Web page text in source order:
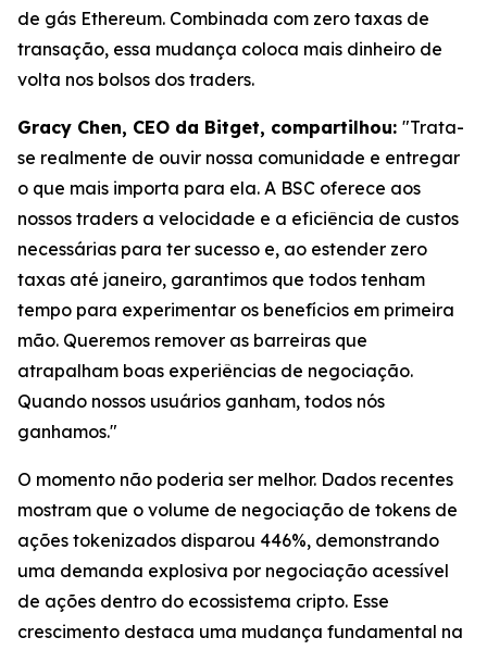
de gás Ethereum. Combinada com zero taxas de
transação, essa mudança coloca mais dinheiro de
volta nos bolsos dos traders.
Gracy Chen, CEO da Bitget, compartilhou: "Trata-
se realmente de ouvir nossa comunidade e entregar
o que mais importa para ela. A BSC oferece aos
nossos traders a velocidade e a eficiência de custos
necessárias para ter sucesso e, ao estender zero
taxas até janeiro, garantimos que todos tenham
tempo para experimentar os benefícios em primeira
mão. Queremos remover as barreiras que
atrapalham boas experiências de negociação.
Quando nossos usuários ganham, todos nós
ganhamos."
O momento não poderia ser melhor. Dados recentes
mostram que o volume de negociação de tokens de
ações tokenizados disparou 446%, demonstrando
uma demanda explosiva por negociação acessível
de ações dentro do ecossistema cripto. Esse
crescimento destaca uma mudança fundamental na